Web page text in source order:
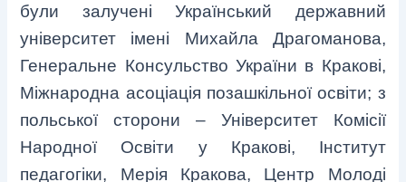
були залучені Український державний
університет імені Михайла Драгоманова,
Генеральне Консульство України в Кракові,
Міжнародна асоціація позашкільної освіти; з
польської сторони – Університет Комісії
Народної Освіти у Кракові, Інститут
педагогіки, Мерія Кракова, Центр Молоді